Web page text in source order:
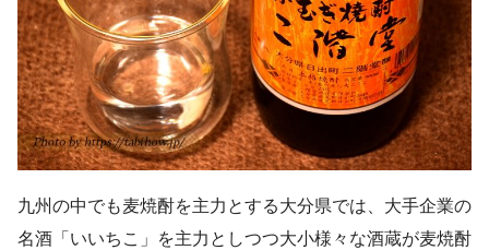
九州の中でも麦焼酎を主力とする大分県では、大手企業の
名酒「いいちこ」を主力としつつ大小様々な酒蔵が麦焼酎